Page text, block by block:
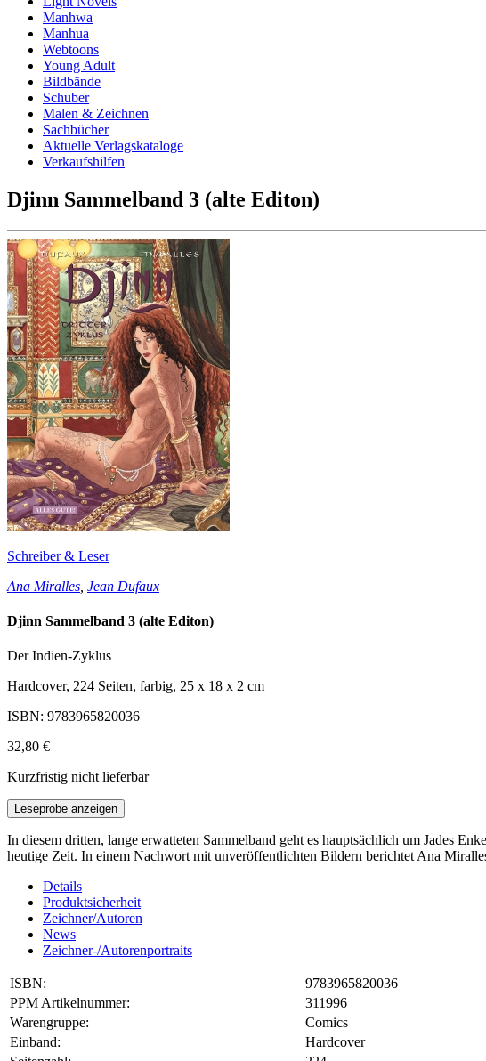
Manhwa
Manhua
Webtoons
Young Adult
Bildbände
Schuber
Malen & Zeichnen
Sachbücher
Aktuelle Verlagskataloge
Verkaufshilfen
Djinn Sammelband 3 (alte Editon)
Schreiber & Leser
Ana Miralles Jean Dufaux
Djinn Sammelband 3 (alte Editon)
Der Indien-Zyklus
Hardcover, 224 Seiten, farbig, 25 x 18 x 2 cm
ISBN: 9783965820036
32,80 €
Kurzfristig nicht lieferbar
Leseprobe anzeigen
In diesem dritten, lange erwatteten Sammelband geht es hauptsächlich um Jades
heutige Zeit. In einem Nachwort mit unveröffentlichten Bildern berichtet Ana
Details
Produktsicherheit
Zeichner/Autoren
News
Zeichner-/Autorenportraits
ISBN:
9783965820036
PPM Artikelnummer:
311996
Warengruppe:
Comics
Einband:
Hardcover